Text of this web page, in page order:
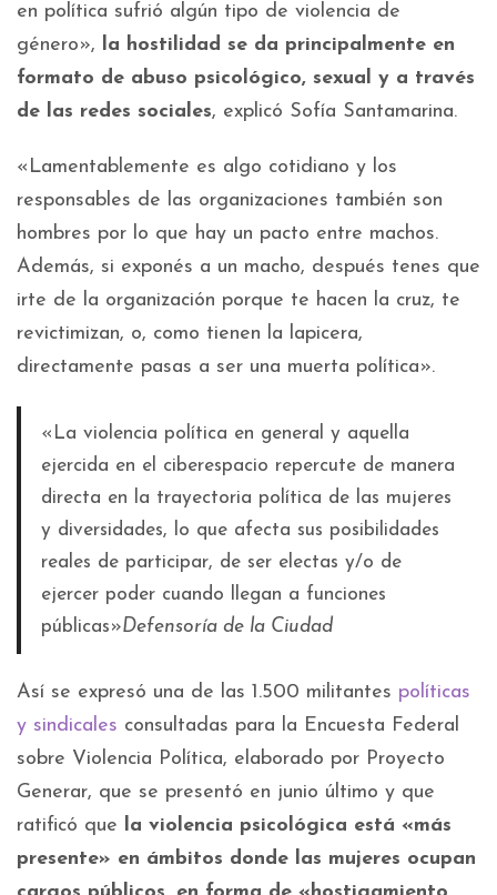
en política sufrió algún tipo de violencia de
género», la hostilidad se da principalmente en
formato de abuso psicológico, sexual y a través
de las redes sociales, explicó Sofía Santamarina.
«Lamentablemente es algo cotidiano y los
responsables de las organizaciones también son
hombres por lo que hay un pacto entre machos.
Además, si exponés a un macho, después tenes que
irte de la organización porque te hacen la cruz, te
revictimizan, o, como tienen la lapicera,
directamente pasas a ser una muerta política».
«La violencia política en general y aquella
ejercida en el ciberespacio repercute de manera
directa en la trayectoria política de las mujeres
y diversidades, lo que afecta sus posibilidades
reales de participar, de ser electas y/o de
ejercer poder cuando llegan a funciones
públicas»Defensoría de la Ciudad
Así se expresó una de las 1.500 militantes políticas
y sindicales consultadas para la Encuesta Federal
sobre Violencia Política, elaborado por Proyecto
Generar, que se presentó en junio último y que
ratificó que la violencia psicológica está «más
presente» en ámbitos donde las mujeres ocupan